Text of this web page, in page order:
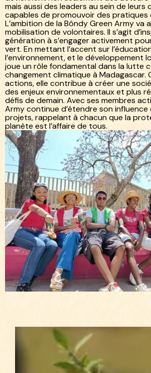
mais aussi des leaders au sein de leurs
capables de promouvoir des pratiques
L’ambition de la Bôndy Green Army va
mobilisation de volontaires. Il s’agit
génération à s’engager activement
vert. En mettant l’accent sur
l’environnement, et le développement
joue un rôle fondamental dans la lutte
changement climatique à Madagascar.
actions, elle contribue à créer une
des enjeux environnementaux et plus
défis de demain. Avec ses membres
Army continue d’étendre son influence
projets, rappelant à chacun que la
planète est l’affaire de tous.